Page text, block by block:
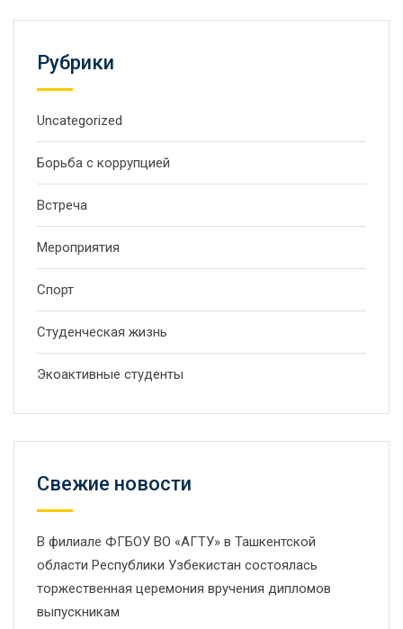
Рубрики
Uncategorized
Борьба с коррупцией
Встреча
Мероприятия
Спорт
Студенческая жизнь
Экоактивные студенты
Свежие новости
В филиале ФГБОУ ВО «АГТУ» в Ташкентской
области Республики Узбекистан состоялась
торжественная церемония вручения дипломов
выпускникам